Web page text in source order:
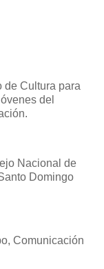
de Cultura para
del
Nacional de
Domingo
Comunicación